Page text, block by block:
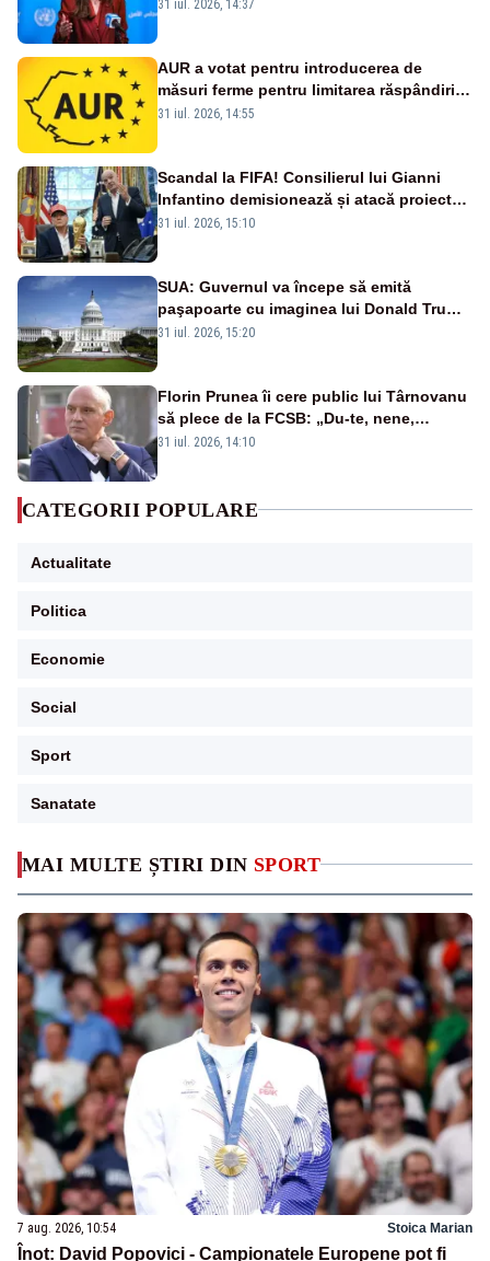
MAI MULTE ȘTIRI DIN SPORT
7 aug. 2026, 10:54 Stoica Marian
Înot: David Popovici - Campionatele Europene pot fi
31 iul. 2026, 14:37
AUR a votat pentru introducerea de
măsuri ferme pentru limitarea răspândirii
virusului pestei porcine africane
31 iul. 2026, 14:55
Scandal la FIFA! Consilierul lui Gianni
Infantino demisionează și atacă proiectul
privind investitorii străini
31 iul. 2026, 15:10
SUA: Guvernul va începe să emită
paşapoarte cu imaginea lui Donald Trump
începând cu 8 august
31 iul. 2026, 15:20
Florin Prunea îi cere public lui Târnovanu
să plece de la FCSB: „Du-te, nene,
învârtindu-te!”
31 iul. 2026, 14:10
CATEGORII POPULARE
Actualitate
Politica
Economie
Social
Sport
Sanatate